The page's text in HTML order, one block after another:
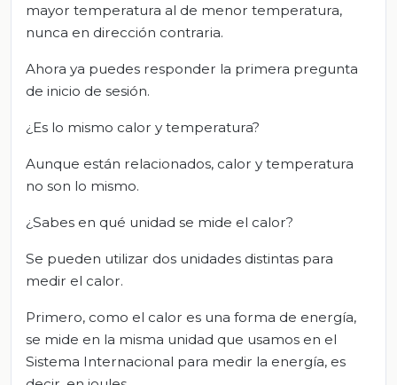
mayor temperatura al de menor temperatura,
nunca en dirección contraria.
Ahora ya puedes responder la primera pregunta
de inicio de sesión.
¿Es lo mismo calor y temperatura?
Aunque están relacionados, calor y temperatura
no son lo mismo.
¿Sabes en qué unidad se mide el calor?
Se pueden utilizar dos unidades distintas para
medir el calor.
Primero, como el calor es una forma de energía,
se mide en la misma unidad que usamos en el
Sistema Internacional para medir la energía, es